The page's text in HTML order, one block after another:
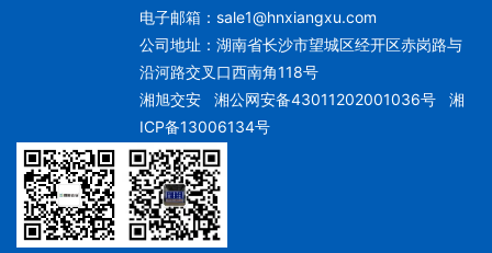
电子邮箱： sale1@hnxiangxu.com
公司地址：湖南省长沙市望城区经开区赤岗路与
沿河路交叉口西南角118号
湘旭交安湘公网安备43011202001036号
湘
ICP备13006134号